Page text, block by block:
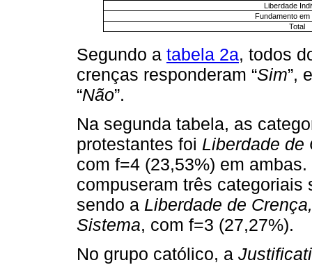
Liberdade
Fundamento em
Total
Segundo a tabela 2a, todos
crenças responderam “Sim”,
“Não”.
Na segunda tabela, as
protestantes foi Liberdade de
com f=4 (23,53%) em
compuseram três
sendo a Liberdade de
Sistema, com f=3 (27,27%).
No grupo católico, a